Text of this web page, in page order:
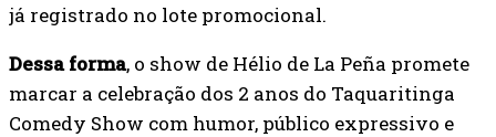
já registrado no lote promocional.
Dessa forma, o show de Hélio de La Peña promete
marcar a celebração dos 2 anos do Taquaritinga
Comedy Show com humor, público expressivo e